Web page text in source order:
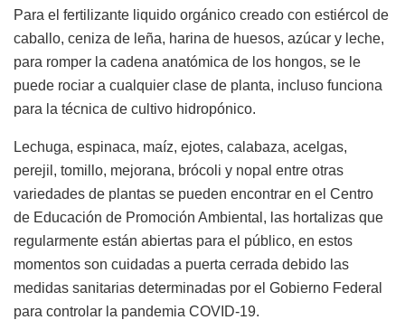
Para el fertilizante liquido orgánico creado con estiércol de
caballo, ceniza de leña, harina de huesos, azúcar y leche,
para romper la cadena anatómica de los hongos, se le
puede rociar a cualquier clase de planta, incluso funciona
para la técnica de cultivo hidropónico.
Lechuga, espinaca, maíz, ejotes, calabaza, acelgas,
perejil, tomillo, mejorana, brócoli y nopal entre otras
variedades de plantas se pueden encontrar en el Centro
de Educación de Promoción Ambiental, las hortalizas que
regularmente están abiertas para el público, en estos
momentos son cuidadas a puerta cerrada debido las
medidas sanitarias determinadas por el Gobierno Federal
para controlar la pandemia COVID-19.